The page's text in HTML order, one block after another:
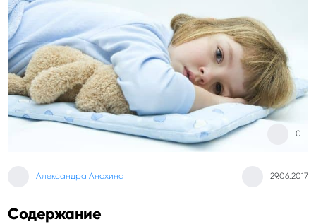
Александра Анохина 29.06.2017
0
Содержание